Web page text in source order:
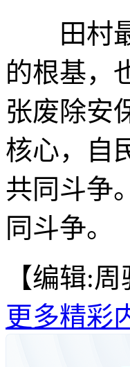
田村最
的根基，
张废除安
核心，自
共同斗争
同斗争。
【编辑:周
更多精彩